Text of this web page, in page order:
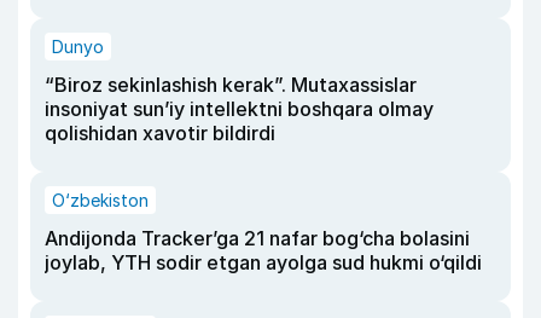
Dunyo
“Biroz sekinlashish kerak”. Mutaxassislar
insoniyat sun’iy intellektni boshqara olmay
qolishidan xavotir bildirdi
O‘zbekiston
Andijonda Tracker’ga 21 nafar bog‘cha bolasini
joylab, YTH sodir etgan ayolga sud hukmi o‘qildi